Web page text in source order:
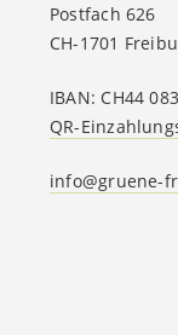
Postfach 626
CH-1701
IBAN: CH44
QR-
info@gruene-